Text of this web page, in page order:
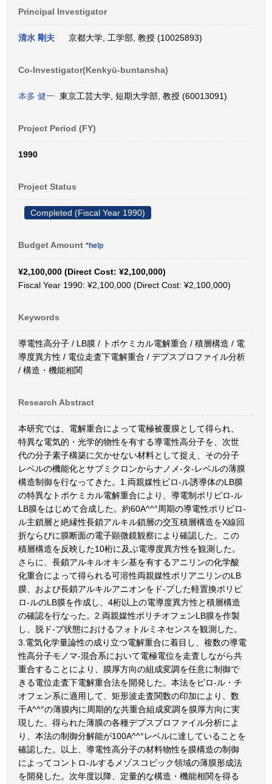
Principal Investigator
清水 剛夫 京都大学, 工学部, 教授 (10025893)
Co-Investigator(Kenkyū-buntansha)
本多 健一 東京工芸大学, 短期大学部, 教授 (60013091)
Project Period (FY)
1990
Project Status
Completed (Fiscal Year 1990)
Budget Amount *help
¥2,100,000 (Direct Cost: ¥2,100,000)
Fiscal Year 1990: ¥2,100,000 (Direct Cost: ¥2,100,000)
Keywords
導電性高分子 / LB膜 / トポケミカル電解重合 / 積層構造 / 電
導度異方性 / 電位走査下電解重合 / デプスプロファイル分析
/ 構造・機能相関
Research Abstract
本研究では、電解重合によって電極被覆膜として得られ、
特異な電気的・光学的物性を有する導電性高分子を、次世
代の分子素子構築に欠かせない材料として捉え、その分子
レベルの機能化とサブミクロンからナノメ-タ-レベルの薄膜
構造制御を行なってきた。1.両親媒性ピロ-ル誘導体のLB膜
の特異なトポケミカル電解重合により、導電制ポリピロ-ル
LB膜をはじめて合成した。約60A^^°周期の導電性ポリピロ-
ル主鎖層と絶縁性長鎖アルキル鎖層の交互積層構造をX線回
折ならびに膜断面の電子顕微鏡観察により確認した。この
積層構造を反映した10桁に及ぶ電導度異方性を観測した。
さらに、長鎖アルキルオキシ基を有するアニリンの化学酸
化重合によって得られる可溶性両親媒性ポリアニリンのLB
膜、および長鎖アルキルアニオンをド-プした軽置換ポリピ
ロ-ルのLB膜を作成し、4桁以上の電導度異方性と積層構造
の確認を行なった。2.両親媒性ポリチオフェンLB膜を作製
し、脱ド-プ状態におけるフォトルミネセンスを観測した。
3.電気化学量論性の成り立つ電解重合に着目し、複数の導電
性高分子モノマ-混合系において電極電位を走査しながら共
重合することにより、膜厚方向の組成変調を任意に制御で
きる電位走査下電解重合法を開発した。本法をピロ-ル・チ
オフェン系に適用して、矩形波走査関数の印加により、数
千A^^°の薄膜内に周期的な共重合組成変調を膜厚方向に実
現した。得られた薄膜の各種デプスプロファイル分析によ
り、本法の制御分解能が100A^^°レベルに達していることを
確認した。以上、導電性高分子の材料物性を膜構造の制御
によってコントロ-ルするメゾスコピック領域の薄膜形成法
を開発した。次年度以降、定量的な構造・機能相関を得る